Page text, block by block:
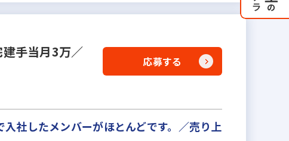
手当月3万／
応募する
社したメンバーがほとんどです。／売り上